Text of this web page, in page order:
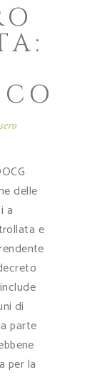
delle
a
e
di
parte
per la